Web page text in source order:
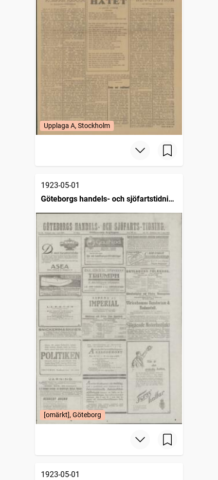
Upplaga A, Stockholm
1923-05-01
Göteborgs handels- och sjöfartstidning
[omärkt], Göteborg
1923-05-01